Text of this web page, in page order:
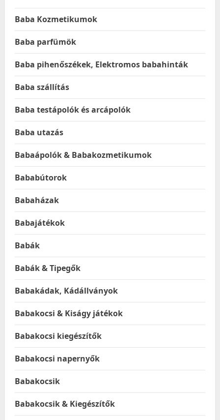
Baba Kozmetikumok
Baba parfümök
Baba pihenőszékek, Elektromos babahinták
Baba szállítás
Baba testápolók és arcápolók
Baba utazás
Babaápolók & Babakozmetikumok
Bababútorok
Babaházak
Babajátékok
Babák
Babák & Tipegők
Babakádak, Kádállványok
Babakocsi & Kiságy játékok
Babakocsi kiegészítők
Babakocsi napernyők
Babakocsik
Babakocsik & Kiegészítők